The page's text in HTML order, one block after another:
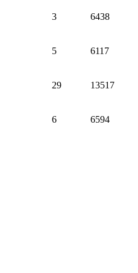
3 6438
5 6117
29 13517
6 6594